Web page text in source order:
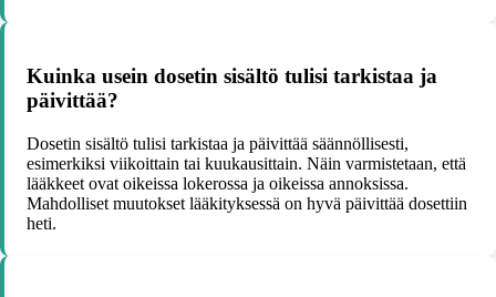
Kuinka usein dosetin sisältö tulisi tarkistaa ja
päivittää?
Dosetin sisältö tulisi tarkistaa ja päivittää säännöllisesti,
esimerkiksi viikoittain tai kuukausittain. Näin varmistetaan, että
lääkkeet ovat oikeissa lokerossa ja oikeissa annoksissa.
Mahdolliset muutokset lääkityksessä on hyvä päivittää dosettiin
heti.